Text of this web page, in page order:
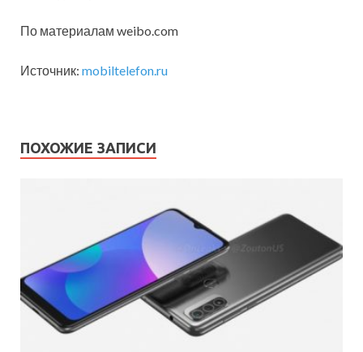
По материалам weibo.com
Источник: mobiltelefon.ru
ПОХОЖИЕ ЗАПИСИ